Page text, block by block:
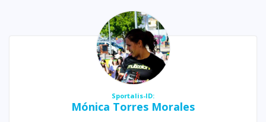
Sportalis-ID:
Mónica Torres Morales